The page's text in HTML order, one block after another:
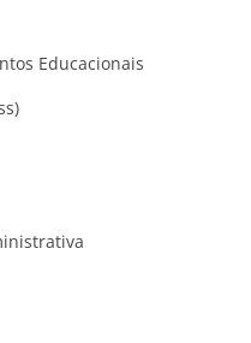
Educacionais